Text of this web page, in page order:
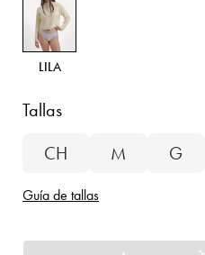
LILA
Tallas
CH
M G
Guía de tallas